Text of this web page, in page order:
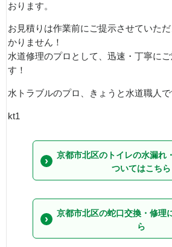
おります。
お見積りは作業前にご提示させていた
かりません！
水道修理のプロとして、迅速・丁寧に
す！
水トラブルのプロ、きょうと水道職人で
kt1
京都市北区のトイレの水漏れ
ついてはこちら
京都市北区の蛇口交換・修理
ら